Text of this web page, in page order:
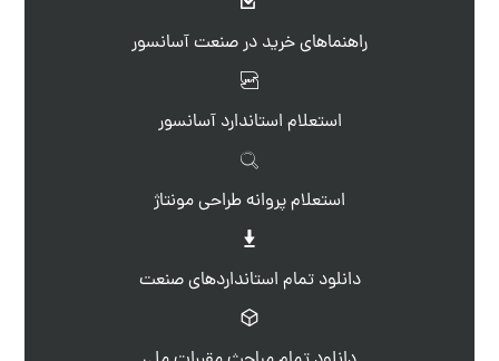
راهنماهای خرید در صنعت آسانسور
استعلام استاندارد آسانسور
استعلام پروانه طراحی مونتاژ
دانلود تمام استانداردهای صنعت